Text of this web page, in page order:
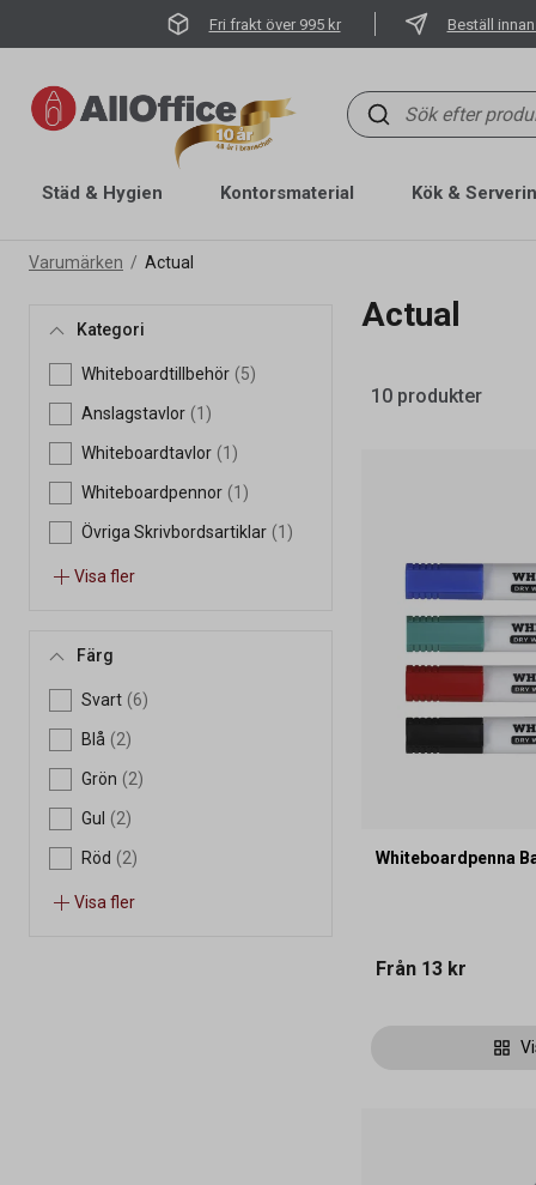
Fri frakt över 995 kr Beställ
Städ & Hygien Kontorsmaterial Kök &
Varumärken Actual
Kategori
Whiteboardtillbehör (5)
Anslagstavlor (1)
Whiteboardtavlor (1)
Whiteboardpennor (1)
Övriga Skrivbordsartiklar (1)
Visa fler
Färg
Svart (6)
Blå (2)
Grön (2)
Gul (2)
Röd (2)
Visa fler
Actual
10 produkter
Whiteboardpenna
Från 13 kr